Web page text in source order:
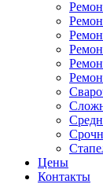
Цены
Контакты